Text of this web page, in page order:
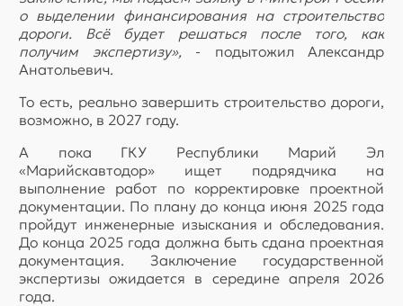
о выделении финансирования на строительство
дороги. Всё будет решаться после того, как
получим экспертизу»,- подытожил Александр
Анатольевич.
То есть, реально завершить строительство дороги,
возможно, в 2027 году.
А пока ГКУ Республики Марий Эл
«Марийскавтодор» ищет подрядчика на
выполнение работ по корректировке проектной
документации. По плану до конца июня 2025 года
пройдут инженерные изыскания и обследования.
До конца 2025 года должна быть сдана проектная
документация. Заключение государственной
экспертизы ожидается в середине апреля 2026
года.